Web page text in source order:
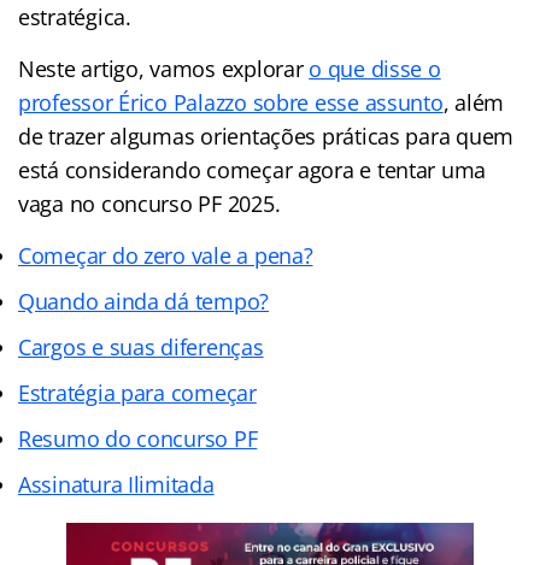
estratégica.
Neste artigo, vamos explorar o que disse o
professor Érico Palazzo sobre esse assunto, além
de trazer algumas orientações práticas para quem
está considerando começar agora e tentar uma
vaga no concurso PF 2025.
Começar do zero vale a pena?
Quando ainda dá tempo?
Cargos e suas diferenças
Estratégia para começar
Resumo do concurso PF
Assinatura Ilimitada